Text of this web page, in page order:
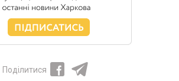
Поділитися